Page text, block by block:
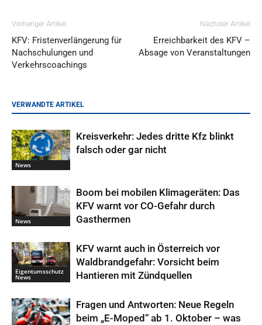
Vorheriger Artikel
KFV: Fristenverlängerung für
Nachschulungen und
Verkehrscoachings
Nächster Artikel
Erreichbarkeit des KFV –
Absage von Veranstaltungen
VERWANDTE ARTIKEL
News
Kreisverkehr: Jedes dritte Kfz blinkt
falsch oder gar nicht
News
Boom bei mobilen Klimageräten: Das
KFV warnt vor CO-Gefahr durch
Gasthermen
Eigentumsschutz
News
KFV warnt auch in Österreich vor
Waldbrandgefahr: Vorsicht beim
Hantieren mit Zündquellen
Fragen und Antworten: Neue Regeln
beim „E-Moped“ ab 1. Oktober – was